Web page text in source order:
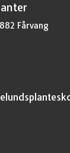
Fårvang